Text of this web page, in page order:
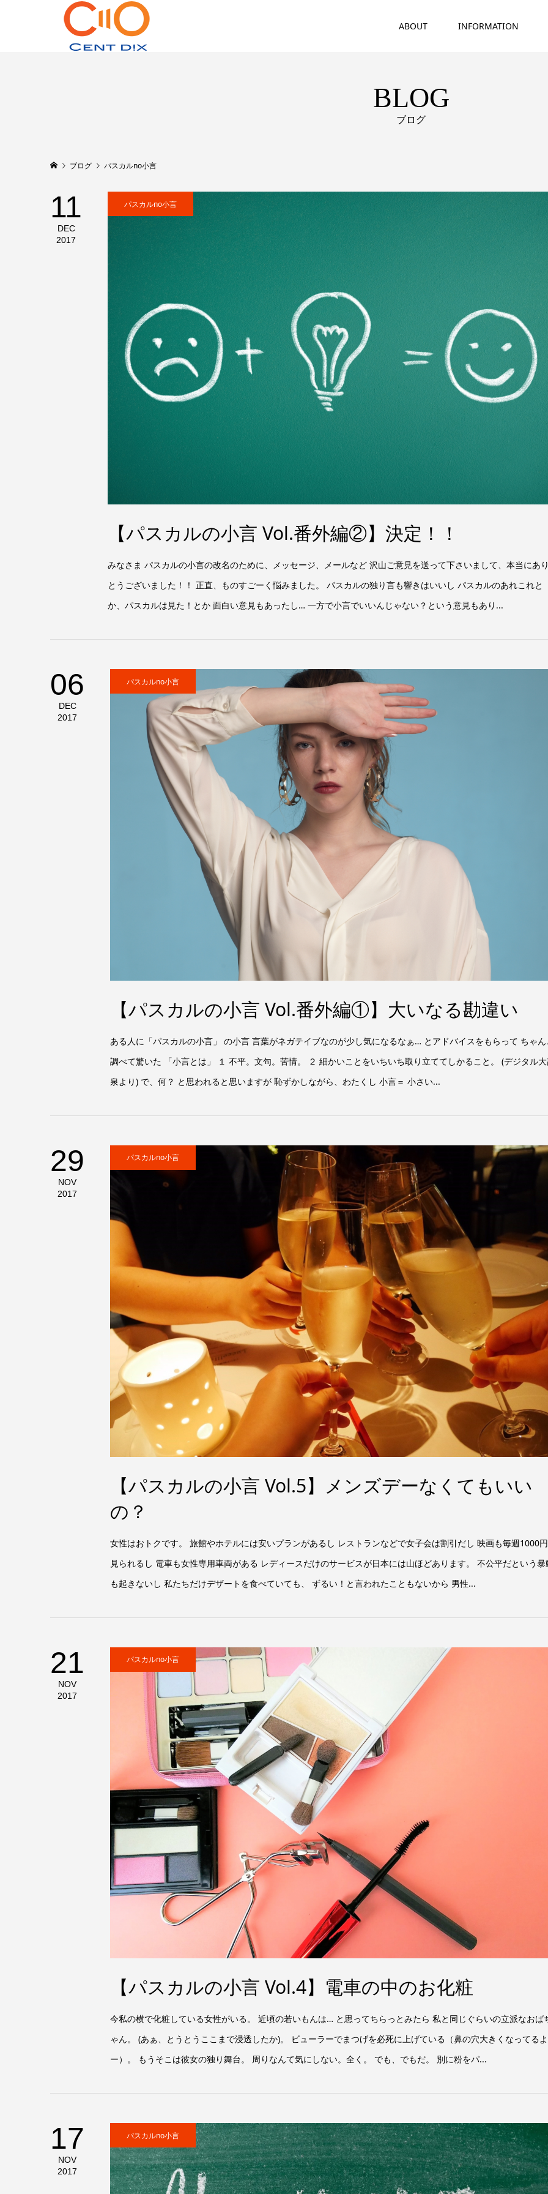
ABOUT INFORMATION
BLOG
ブログ
ブログ パスカルno小言
11
DEC
2017
パスカルno小言
【パスカルの小言 Vol.番外編②】決定！！
みなさま パスカルの小言の改名のために、メッセージ、メールなど 沢山ご意見を送って下さいまして、本当にあ
とうございました！！ 正直、ものすごーく悩みました。 パスカルの独り言も響きはいいし パスカルのあれこれと
か、パスカルは見た！とか 面白い意見もあったし… 一方で小言でいいんじゃない？という意見もあり...
06
DEC
2017
パスカルno小言
【パスカルの小言 Vol.番外編①】大いなる勘違い
ある人に「パスカルの小言」 の小言 言葉がネガテイブなのが少し気になるなぁ… とアドバイスをもらって ちゃ
調べて驚いた 「小言とは」 １ 不平。文句。苦情。 ２ 細かいことをいちいち取り立ててしかること。 (デジタル
泉より) で、何？ と思われると思いますが 恥ずかしながら、わたくし 小言＝ 小さい...
29
NOV
2017
パスカルno小言
【パスカルの小言 Vol.5】メンズデーなくてもいい
の？
女性はおトクです。 旅館やホテルには安いプランがあるし レストランなどで女子会は割引だし 映画も毎週1000
見られるし 電車も女性専用車両がある レディースだけのサービスが日本には山ほどあります。 不公平だという暴
も起きないし 私たちだけデザートを食べていても、 ずるい！と言われたこともないから 男性...
21
NOV
2017
パスカルno小言
【パスカルの小言 Vol.4】電車の中のお化粧
今私の横で化粧している女性がいる。 近頃の若いもんは… と思ってちらっとみたら 私と同じぐらいの立派なおば
ゃん。 (あぁ、とうとうここまで浸透したか)。 ビューラーでまつげを必死に上げている（鼻の穴大きくなってるよ
ー）。 もうそこは彼女の独り舞台。 周りなんて気にしない。全く。 でも、でもだ。 別に粉をパ...
17
NOV
2017
パスカルno小言